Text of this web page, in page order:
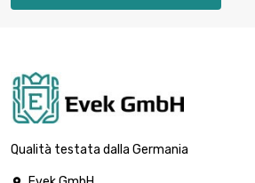
lunghezza : 25 Meter
0.025mm
Qualità testata dalla Germania